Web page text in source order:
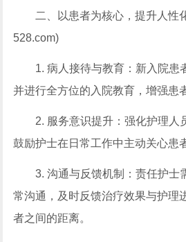
二、以患者为核心，提升人性
528.com)
1. 病人接待与教育：新入院患
并进行全方位的入院教育，增强患
2. 服务意识提升：强化护理人
鼓励护士在日常工作中主动关心患
3. 沟通与反馈机制：责任护士
常沟通，及时反馈治疗效果与护理
者之间的距离。